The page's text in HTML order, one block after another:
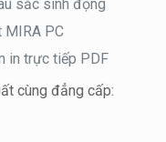
sắc sinh động
MIRA PC
in trực tiếp PDF
cùng đẳng cấp: